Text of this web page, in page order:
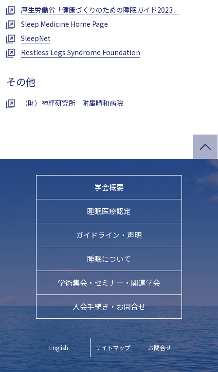
厚生労働省「健康づくりのための睡眠ガイド2023」
Sleep Medicine Home Page
SleepNet
Restless Legs Syndrome Foundation
その他
（財）神経研究所 附属晴和病院
学会概要
睡眠医療認定
ガイドライン・ 声明
睡眠について
学術集会・ セミナー・関連学会
入会手続き・お問合せ
English サイトマップ お問合せ